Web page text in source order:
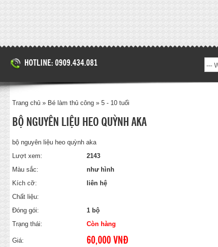
HOTLINE: 0909.434.081
Trang chủ » Bé làm thủ công » 5 - 10 tuổi
BỘ NGUYÊN LIỆU HEO QUỲNH AKA
bộ nguyên liệu heo quỳnh aka
Lượt xem:
2143
Màu sắc:
như hình
Kích cỡ:
liên hệ
Chất liệu:
Đóng gói:
1 bộ
Trạng thái:
Còn hàng
Giá: 60,000 VNĐ